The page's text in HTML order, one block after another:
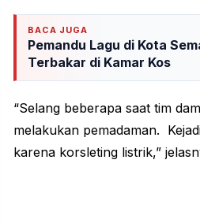
BACA JUGA
Pemandu Lagu di Kota
Terbakar di Kamar Kos
“Selang beberapa saat tim
melakukan pemadaman.
karena korsleting listrik,”